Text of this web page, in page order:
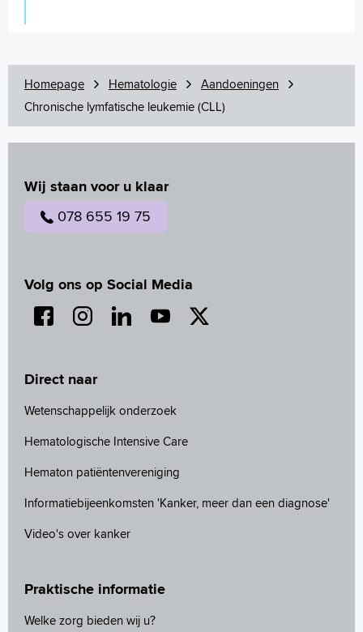
Homepage Hematologie
Aandoeningen
Chronische lymfatische leukemie (CLL)
Wij staan voor u klaar
078 655 19 75
Volg ons op Social Media
Direct naar
Wetenschappelijk onderzoek
Hematologische Intensive Care
Hematon patiëntenvereniging
Informatiebijeenkomsten 'Kanker, meer dan een diagnose'
Video's over kanker
Praktische informatie
Welke zorg bieden wij u?